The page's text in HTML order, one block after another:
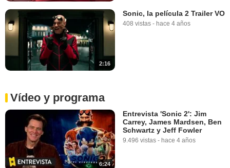
2:16
Sonic, la película 2 Trailer VO
408 vistas - hace 4 años
Vídeo y programa
6:24
Entrevista 'Sonic 2': Jim
Carrey, James Mardsen, Ben
Schwartz y Jeff Fowler
9.496 vistas - hace 4 años